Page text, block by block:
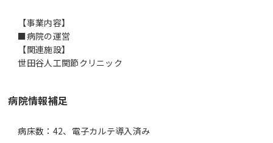
【事業内容】
■病院の運営
【関連施設】
世田谷人工関節クリニック
病院情報補足
病床数：42、電子カルテ導入済み